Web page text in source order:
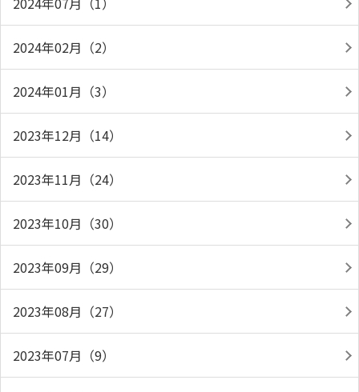
2024年02月（2）
2024年01月（3）
2023年12月（14）
2023年11月（24）
2023年10月（30）
2023年09月（29）
2023年08月（27）
2023年07月（9）